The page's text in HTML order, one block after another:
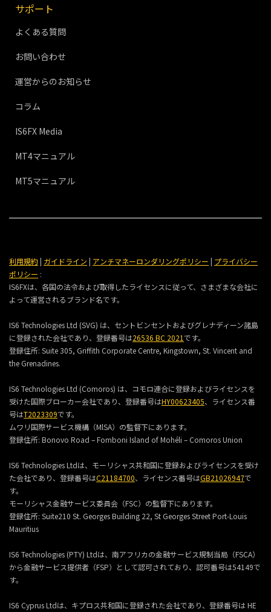
サポート
よくある質問
お問い合わせ
運営からのお知らせ
コラム
IS6FX Media
MT4マニュアル
MT5マニュアル
利用規約| ガイドライン | アンチマネーロンダリングポリシー | プライバシー
ポリシー :
IS6FXは、各国の法令および取得したライセンスに従って、さまざまな会社に
よって運営されるブランド名です。
IS6 Technologies Ltd (SVG) は、セントビンセントおよびグレナディーン諸島
に登録された会社であり、登録番号は26536 BC 2021です。
登録住所: Suite 305, Griffith Corporate Centre, Kingstown, St. Vincent and
the Grenadines.
IS6 Technologies Ltd (Comoros) は、コモロ連合に登録およびライセンスを
受けた国際ブローカー会社であり、登録番号はHY00623405、ライセンス番
号はT2023309です。
ムワリ国際サービス機構（MlSA）の監督下にあります。
登録住所: Bonovo Road – Fomboni Island of Mohéli – Comoros Union
IS6 Technologies Ltdは、モーリシャス共和国に登録およびライセンスを受け
た会社であり、登録番号はC21184700、ライセンス番号はGB21026947で
す。
モーリシャス金融サービス委員会（FSC）の監督下にあります。
登録住所: Suite210 St. Georges Building 22, St Georges Street Port-Louis
Mauritius
IS6 Technologies (PTY) Ltdは、南アフリカの金融サービス規制当局（FSCA）
から金融サービス提供者（FSP）として認可されており、認可番号は54149で
す。
IS6 Cyprus Ltdは、キプロス共和国に登録された会社であり、登録番号は HE